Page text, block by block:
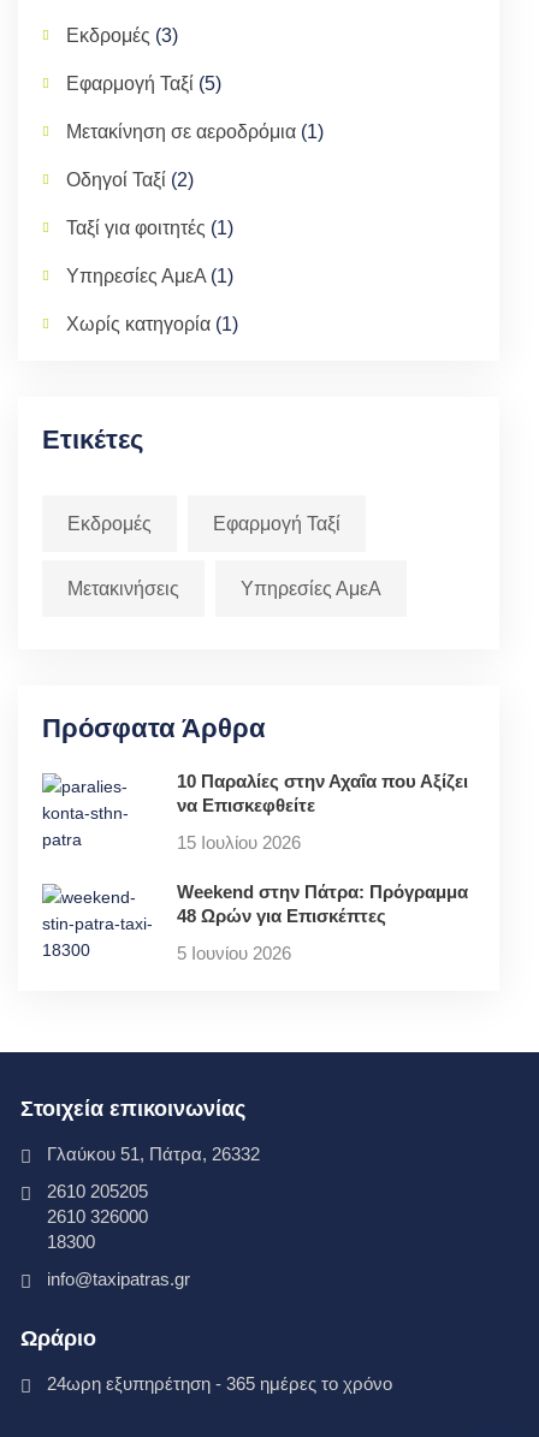
Εκδρομές (3)
Εφαρμογή Ταξί (5)
Μετακίνηση σε αεροδρόμια (1)
Οδηγοί Ταξί (2)
Ταξί για φοιτητές (1)
Υπηρεσίες ΑμεΑ (1)
Χωρίς κατηγορία (1)
Ετικέτες
Εκδρομές Εφαρμογή Ταξί
Μετακινήσεις Υπηρεσίες ΑμεΑ
Πρόσφατα Άρθρα
10 Παραλίες στην Αχαΐα που Αξίζει
να Επισκεφθείτε
15 Ιουλίου 2026
Weekend στην Πάτρα: Πρόγραμμα
48 Ωρών για Επισκέπτες
5 Ιουνίου 2026
Στοιχεία επικοινωνίας
Γλαύκου 51, Πάτρα, 26332
2610 205205
2610 326000
18300
info@taxipatras.gr
Ωράριο
24ωρη εξυπηρέτηση - 365 ημέρες το χρόνο